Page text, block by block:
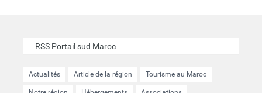
RSS Portail sud Maroc
Actualités Article de la région Tourisme au Maroc